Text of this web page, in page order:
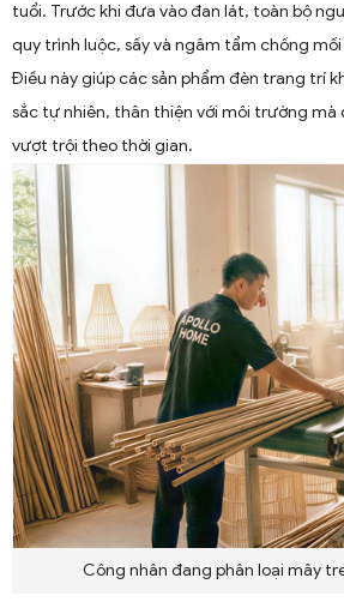
tuổi. Trước khi đưa vào đan lát, toàn bộ
quy trình luộc, sấy và ngâm tẩm chống
Điều này giúp các sản phẩm đèn trang trí
sắc tự nhiên, thân thiện với môi trường mà
vượt trội theo thời gian.
Công nhân đang phân loại mây